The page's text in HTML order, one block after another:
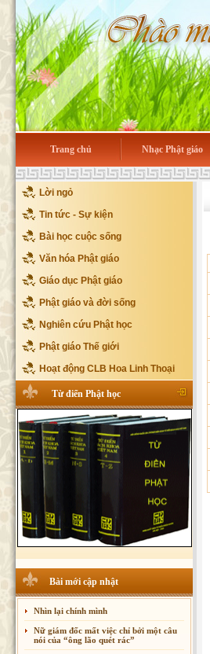
Trang chủ Nhạc Phật giáo
Lời ngỏ
Tin tức - Sự kiện
Bài học cuộc sống
Văn hóa Phật giáo
Giáo dục Phật giáo
Phật giáo và đời sống
Nghiên cứu Phật học
Phật giáo Thế giới
Hoạt động CLB Hoa Linh Thoại
Từ điển Phật học
Bài mới cập nhật
Nhìn lại chính mình
Nữ giám đốc mất việc chỉ bởi một câu
nói của “ông lão quét rác”